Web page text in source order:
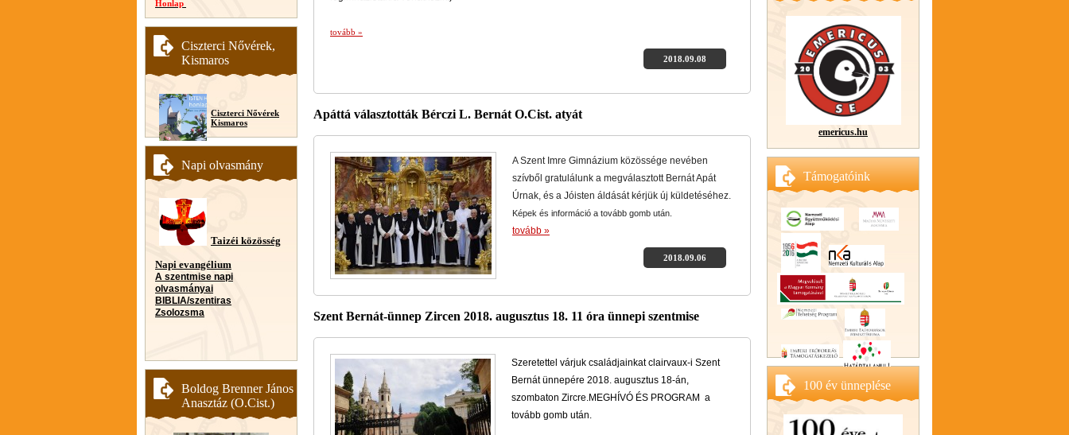
Honlap
Ciszterci Nővérek,
Kismaros
Ciszterci Nővérek
Kismaros
Napi olvasmány
Taizéi közösség
Napi evangélium
A szentmise napi
olvasmányai
BIBLIA/szentiras
Zsolozsma
Boldog Brenner János
Anasztáz (O.Cist.)
tovább »
2018.09.08
Apáttá választották Bérczi L. Bernát O.Cist. atyát
A Szent Imre Gimnázium közössége nevében
szívből gratulálunk a megválasztott Bernát Apát
Úrnak, és a Jóisten áldását kérjük új küldetéséhez.
Képek és információ a tovább gomb után.
tovább »
2018.09.06
Szent Bernát-ünnep Zircen 2018. augusztus 18. 11 óra ünnepi szentmise
Szeretettel várjuk családjainkat clairvaux-i Szent
Bernát ünnepére 2018. augusztus 18-án,
szombaton Zircre.MEGHÍVÓ ÉS PROGRAM a
tovább gomb után.
emericus.hu
Támogatóink
100 év ünneplése